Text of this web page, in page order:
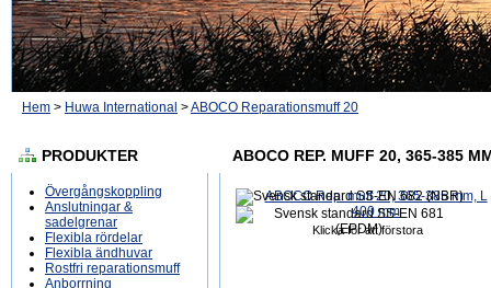
Hem > Huwa International >ABOCO Reparationsmuff 20
PRODUKTER
Övergångskoppling
Anslutningar &
sadelgrenar
Flexibla rördelar
Flexibla ändhuvar
Rostfri reparationsmuff
Anborrning
ABOCO REP. MUFF 20, 365-385
Klicka för att förstora